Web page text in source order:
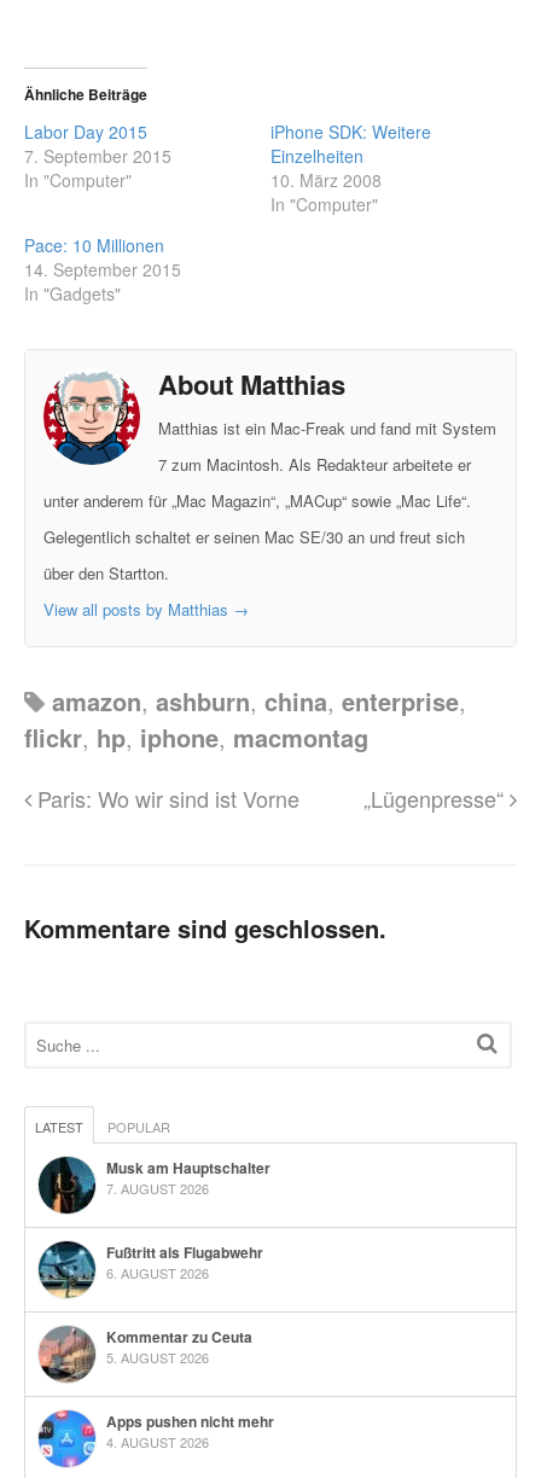
Ähnliche Beiträge
Labor Day 2015
7. September 2015
In "Computer"
iPhone SDK: Weitere
Einzelheiten
10. März 2008
In "Computer"
Pace: 10 Millionen
14. September 2015
In "Gadgets"
About Matthias
Matthias ist ein Mac-Freak und fand mit System
7 zum Macintosh. Als Redakteur arbeitete er
unter anderem für „Mac Magazin“, „MACup“ sowie „Mac Life“.
Gelegentlich schaltet er seinen Mac SE/30 an und freut sich
über den Startton.
View all posts by Matthias →
amazon, ashburn, china, enterprise,
flickr, hp, iphone, macmontag
Paris: Wo wir sind ist Vorne „Lügenpresse“
Kommentare sind geschlossen.
LATEST POPULAR
Musk am Hauptschalter
7. AUGUST 2026
Fußtritt als Flugabwehr
6. AUGUST 2026
Kommentar zu Ceuta
5. AUGUST 2026
Apps pushen nicht mehr
4. AUGUST 2026